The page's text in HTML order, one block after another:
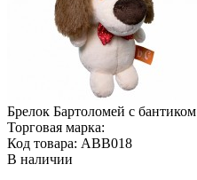
Брелок Бартоломей с бантиком
Торговая марка:
Код товара: ABB018
В наличии